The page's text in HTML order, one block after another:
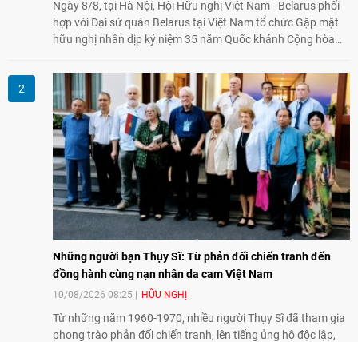
Ngày 8/8, tại Hà Nội, Hội Hữu nghị Việt Nam - Belarus phối
hợp với Đại sứ quán Belarus tại Việt Nam tổ chức Gặp mặt
hữu nghị nhân dịp kỷ niệm 35 năm Quốc khánh Cộng hòa
nhân dân trong củng cố tình hữu nghị, mở rộng hợp tác thiết
thực và làm sâu sắc quan hệ Đối tác chiến lược Việt Nam -
Belarus.
Những người bạn Thụy Sĩ: Từ phản đối chiến tranh đến
đồng hành cùng nạn nhân da cam Việt Nam
10/08/2026 08:25 HỮU NGHỊ
Từ những năm 1960-1970, nhiều người Thụy Sĩ đã tham gia
phong trào phản đối chiến tranh, lên tiếng ủng hộ độc lập,